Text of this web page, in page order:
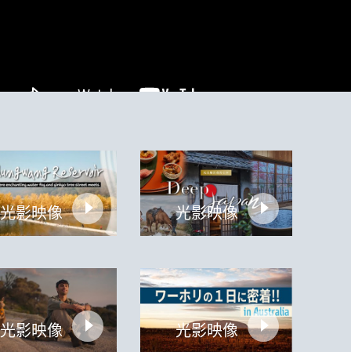
光影映像 光影映像
光影映像 光影映像